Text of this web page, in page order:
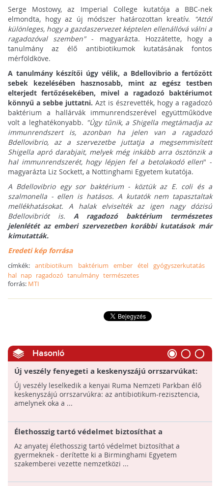
Serge Mostowy, az Imperial College kutatója a BBC-nek
elmondta, hogy az új módszer határozottan kreatív.
"Attól
különleges, hogy a gazdaszervezet képtelen ellenállóvá válni a
ragadozóval szemben"- magyarázta. Hozzátette, hogy a
tanulmány az élő antibiotikumok kutatásának fontos
mérföldköve.
A tanulmány készítői úgy vélik, a Bdellovibrio a fertőzött
sebek kezelésében hasznosabb, mint az egész testben
elterjedt fertőzésekében, mivel a ragadozó baktériumot
könnyű a sebbe juttatni. Azt is észrevették, hogy a ragadozó
baktérium a hallárvák immunrendszerével együttműködve
volt a leghatékonyabb. "Úgy tűnik, a Shigella megtámadja az
immunrendszert is, azonban ha jelen van a ragadozó
Bdellovibrio, az a szervezetbe juttatja a megsemmisített
Shigella apró darabjait, melyek még inkább arra ösztönzik a
hal immunrendszerét, hogy lépjen fel a betolakodó ellen" -
magyarázta Liz Sockett, a Nottinghami Egyetem kutatója.
A Bdellovibrio egy sor baktérium - köztük az E. coli és a
szalmonella - ellen is hatásos. A kutatók nem tapasztaltak
mellékhatásokat. A halak elviselték az igen nagy dózisú
Bdellovibriót is. A ragadozó baktérium természetes
jelenlétét az emberi szervezetben korábbi kutatások már
kimutatták.
Eredeti kép forrása
címkék:antibiotikum baktérium ember étel gyógyszerkutatás
hal nap ragadozó tanulmány természetes
forrás: MTI
Hasonló
Új veszély fenyegeti a keskenyszájú orrszarvúkat:
az antibiotikum-rezisztencia
Új veszély leselkedik a kenyai Ruma Nemzeti Parkban élő
keskenyszájú orrszarvúkra: az antibiotikum-rezisztencia,
amelynek oka a ...
Élethosszig tartó védelmet biztosíthat a
gyermeknek az anyatej
Az anyatej élethosszig tartó védelmet biztosíthat a
gyermeknek - derítette ki a Birminghami Egyetem
szakemberei vezette nemzetközi ...